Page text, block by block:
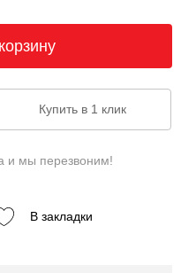
и мы перезвоним!
В закладки